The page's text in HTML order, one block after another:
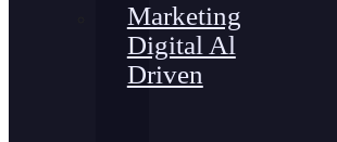
Marketing
Digital Al
Driven